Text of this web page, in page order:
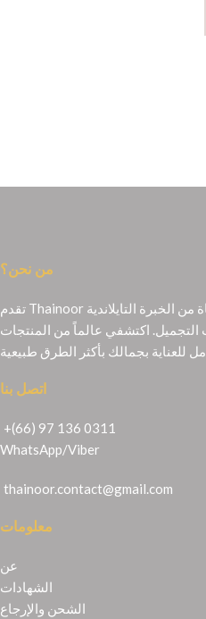
من نحن؟
تقدم Thainoor منتجات تجميل أصلية مستوحاة من الخبرة التايلاندية
اكتشفي عالماً من المنتجات
اتصل بنا
+(66) 97 136 0311
WhatsApp/Viber
thainoor.contact@gmail.com
معلومات
عن
الشهادات
الشحن والإرجاع